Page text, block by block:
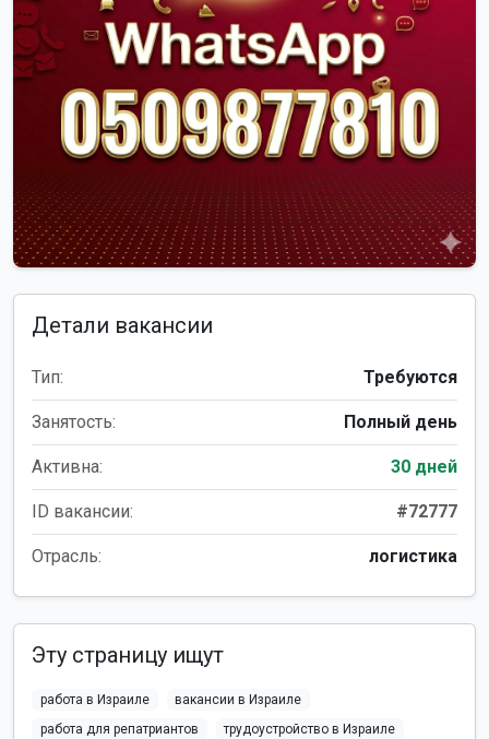
Детали вакансии
Тип: Требуются
Занятость: Полный день
Активна: 30 дней
ID вакансии: #72777
Отрасль: логистика
Эту страницу ищут
работа в Израиле
вакансии в Израиле
работа для репатриантов
трудоустройство в Израиле